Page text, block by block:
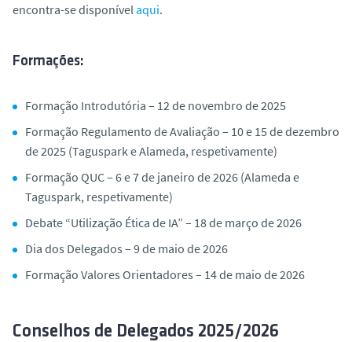
encontra-se disponível aqui.
Formações:
Formação Introdutória – 12 de novembro de 2025
Formação Regulamento de Avaliação – 10 e 15 de dezembro
de 2025 (Taguspark e Alameda, respetivamente)
Formação QUC – 6 e 7 de janeiro de 2026 (Alameda e
Taguspark, respetivamente)
Debate “Utilização Ética de IA” – 18 de março de 2026
Dia dos Delegados – 9 de maio de 2026
Formação Valores Orientadores – 14 de maio de 2026
Conselhos de Delegados 2025/2026